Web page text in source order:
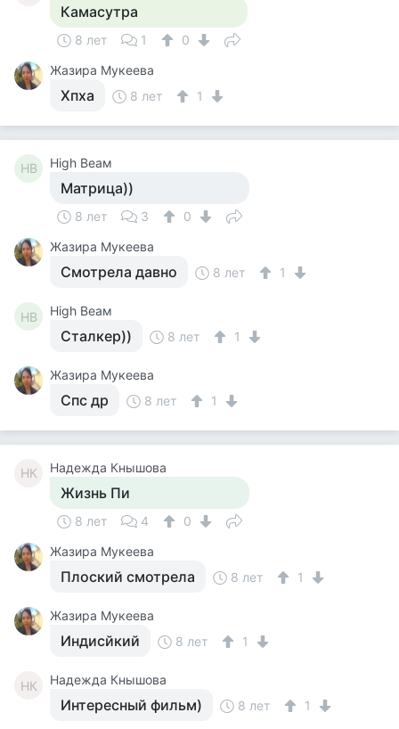
Камасутра
8 лет 1
0
Жазира Мукеева
Хпха 8 лет 1
HВ High Веам
Матрица))
8 лет 3
0
Жазира Мукеева
Смотрела давно 8 лет 1
HВ High Веам
Сталкер)) 8 лет 1
Жазира Мукеева
Спс др 8 лет 1
НК Надежда Кнышова
Жизнь Пи
8 лет 4
0
Жазира Мукеева
Плоский смотрела 8 лет 1
Жазира Мукеева
Индисйкий 8 лет 1
НК Надежда Кнышова
Интересный фильм) 8 лет 1